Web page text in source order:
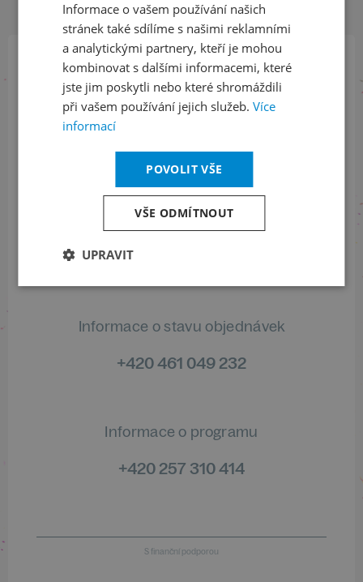
Přihlaste se k našemu newsletteru
a buďte jako první v obraze
Sledujte nás na sociálních sítích
Informace o stavu objednávek
+420 461 049 232
Informace o programu
+420 257 310 414
S finanční podporou
Informace o vašem používání našich
stránek také sdílíme s našimi reklamními
a analytickými partnery, kteří je mohou
kombinovat s dalšími informacemi, které
jste jim poskytli nebo které shromáždili
při vašem používání jejich služeb. Více
informací
POVOLIT VŠE
VŠE ODMÍTNOUT
UPRAVIT